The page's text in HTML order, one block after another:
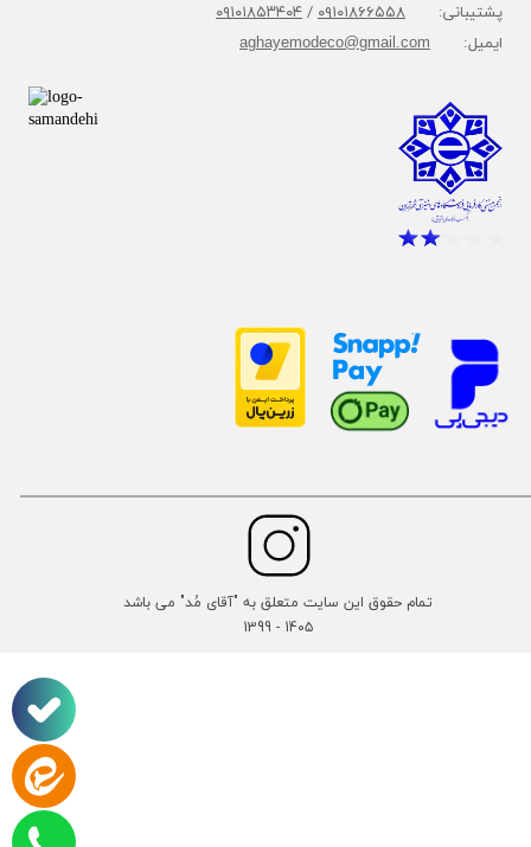
تمام حقوق این سایت متعلق به "آقای مُد" می باشد
14۰۵ - 1399
پشتیبانی: ۰۹۱۰۱۸۶۶۵۵۸/۰۹۱۰۱۸۵۳۴۰۴
ایمیل: aghayemodeco@gmail.com